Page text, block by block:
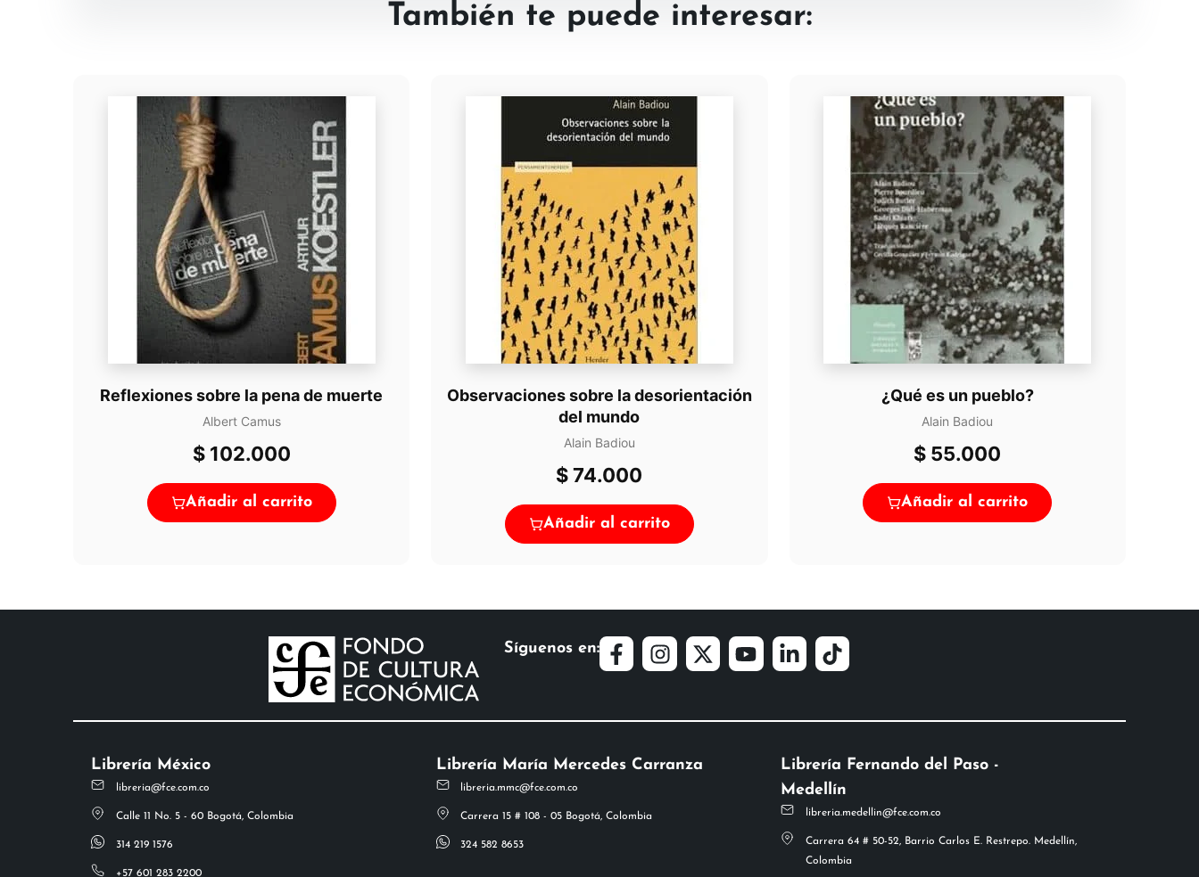
También te puede interesar:
Reflexiones sobre la pena de muerte
Albert Camus
$102.000
Añadir al carrito
Observaciones sobre la desorientación
del mundo
Alain Badiou
$74.000
Añadir al carrito
¿Qué es un pueblo?
Alain Badiou
$ 55.000
Añadir al carrito
Síguenos en:
Librería México
libreria@fce.com.co
Calle 11 No. 5 - 60 Bogotá, Colombia
314 219 1576
+57 601 283 2200
Librería María Mercedes Carranza
libreria.mmc@fce.com.co
Carrera 15 # 108 - 05 Bogotá, Colombia
324 582 8653
Librería Fernando del Paso -
Medellín
libreria.medellin@fce.com.co
Carrera 64 # 50-52, Barrio Carlos E. Restrepo. Medellín,
Colombia